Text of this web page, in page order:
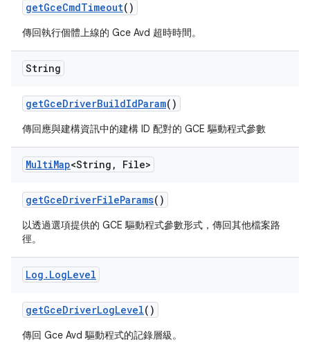
getGceCmdTimeout()
傳回執行個體上線的 Gce Avd 超時時間。
String
getGceDriverBuildIdParam()
傳回應與建構資訊中的建構 ID 配對的 GCE 驅動程式參數
MultiMap<String , File>
getGceDriverFileParams()
以透過選項提供的 GCE 驅動程式參數形式，傳回其他檔案路
徑。
Log . LogLevel
getGceDriverLogLevel()
傳回 Gce Avd 驅動程式的記錄層級。